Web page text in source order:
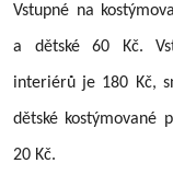
Vstupné na
a dětské 60 Kč.
interiérů je 180 Kč,
dětské kostýmované
20 Kč.